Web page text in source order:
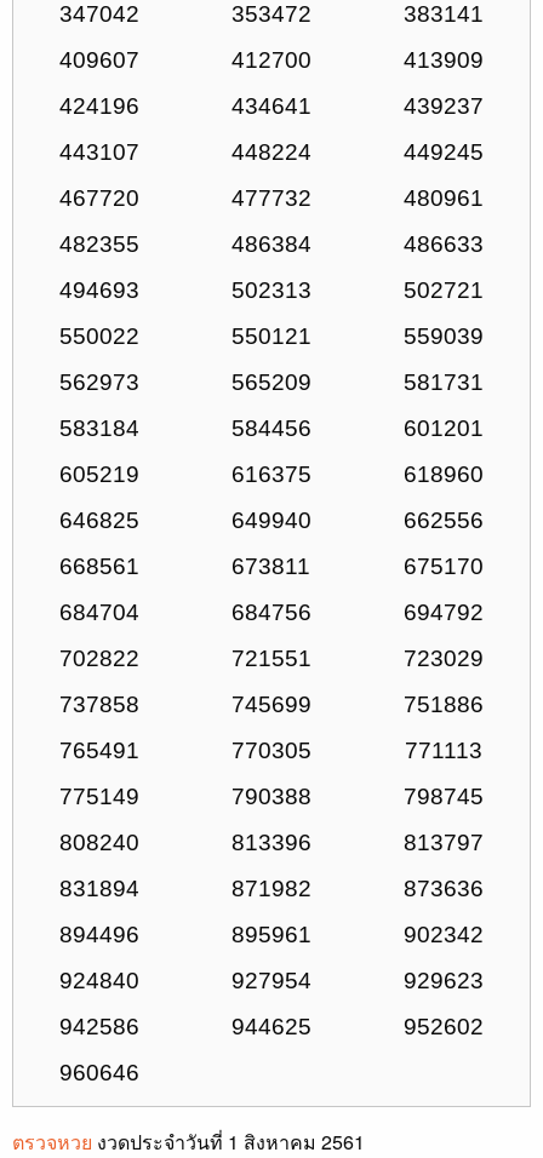
347042 353472
383141
409607
412700
413909
424196
434641
439237
443107
448224
449245
467720
477732
480961
482355
486384
486633
494693
502313
502721
550022
550121
559039
562973
565209
581731
583184
584456
601201
605219
616375
618960
646825
649940
662556
668561
673811
675170
684704
684756
694792
702822
721551
723029
737858
745699
751886
765491
770305
771113
775149
790388
798745
808240
813396
813797
831894
871982
873636
894496
895961
902342
924840
927954
929623
942586
944625
952602
960646
ตรวจหวย งวดประจำวันที่ 1 สิงหาคม 2561